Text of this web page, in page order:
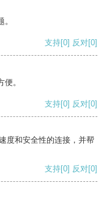
支持[0] 反对[0]
。
支持[0] 反对[0]
度和安全性的连接，并帮
支持[0] 反对[0]